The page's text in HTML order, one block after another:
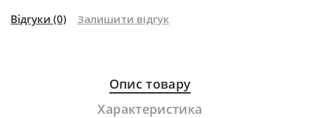
Відгуки (0) Залишити відгук
Опис товару
Характеристика